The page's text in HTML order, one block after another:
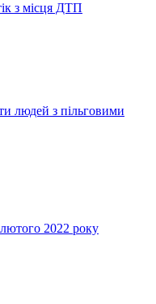
з місця ДТП
людей з пільговими
2022 року